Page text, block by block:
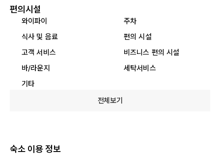
편의시설
와이파이
주차
식사 및 음료
편의 시설
고객 서비스
비즈니스 편의 시설
바/라운지
세탁서비스
기타
전체보기
숙소 이용 정보